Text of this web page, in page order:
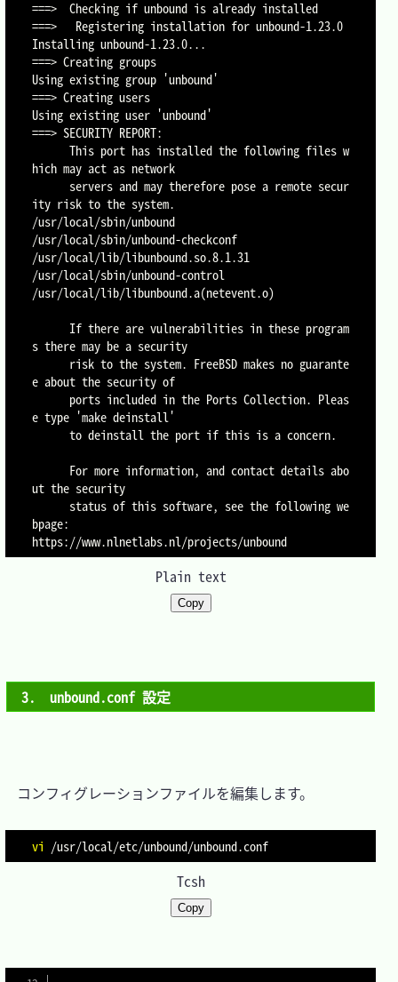
===>  Checking if unbound is already installed
===>   Registering installation for unbound-1.23.0
Installing unbound-1.23.0...
===> Creating groups
Using existing group 'unbound'
===> Creating users
Using existing user 'unbound'
===> SECURITY REPORT:
      This port has installed the following files w
hich may act as network
ity risk to the system.
/usr/local/sbin/unbound
/usr/local/sbin/unbound-checkconf
/usr/local/lib/libunbound.so.8.1.31
/usr/local/sbin/unbound-control
/usr/local/lib/libunbound.a(netevent.o)
s there may be a security
e about the security of
e type 'make deinstall'
      to deinstall the port if this is a concern.
ut the security
bpage:
Plain text
Copy
3.　unbound.conf 設定
コンフィグレーションファイルを編集します。
vi
Tcsh
Copy